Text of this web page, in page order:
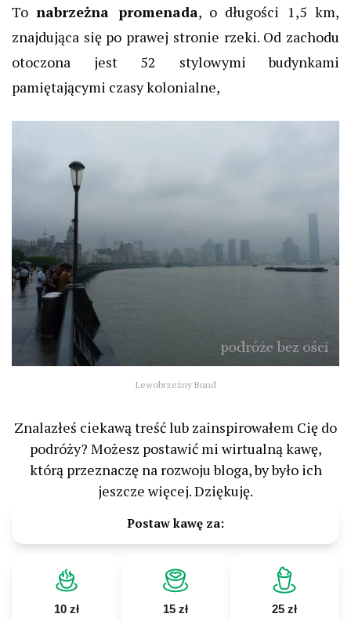
Tonabrzeżna promenada, o długości 1,5 km,
znajdująca się po prawej stronie rzeki. Od zachodu
otoczona jest 52 stylowymi budynkami
pamiętającymi czasy kolonialne,
Lewobrzeżny Bund
Znalazłeś ciekawą treść lub zainspirowałem Cię do
podróży? Możesz postawić mi wirtualną kawę,
którą przeznaczę na rozwoju bloga, by było ich
jeszcze więcej. Dziękuję.
Postaw kawę za:
10 zł 15 zł 25 zł